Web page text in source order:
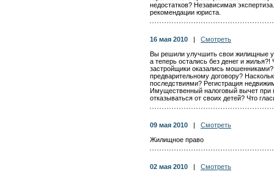
недостатков? Независимая
рекомендации юриста.
16 мая 2010
Смотреть
Вы решили улучшить свои жилищные
а теперь остались без денег и
застройщики оказались
предварительному договору?
последствиями? Регистрация
Имущественный налоговый вычет при
отказываться от своих детей? Что
09 мая 2010
Смотреть
Жилищное право
02 мая 2010
Смотреть